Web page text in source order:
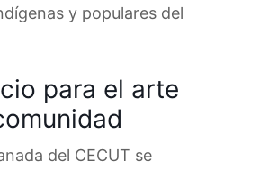
y populares del
para el arte
del CECUT se